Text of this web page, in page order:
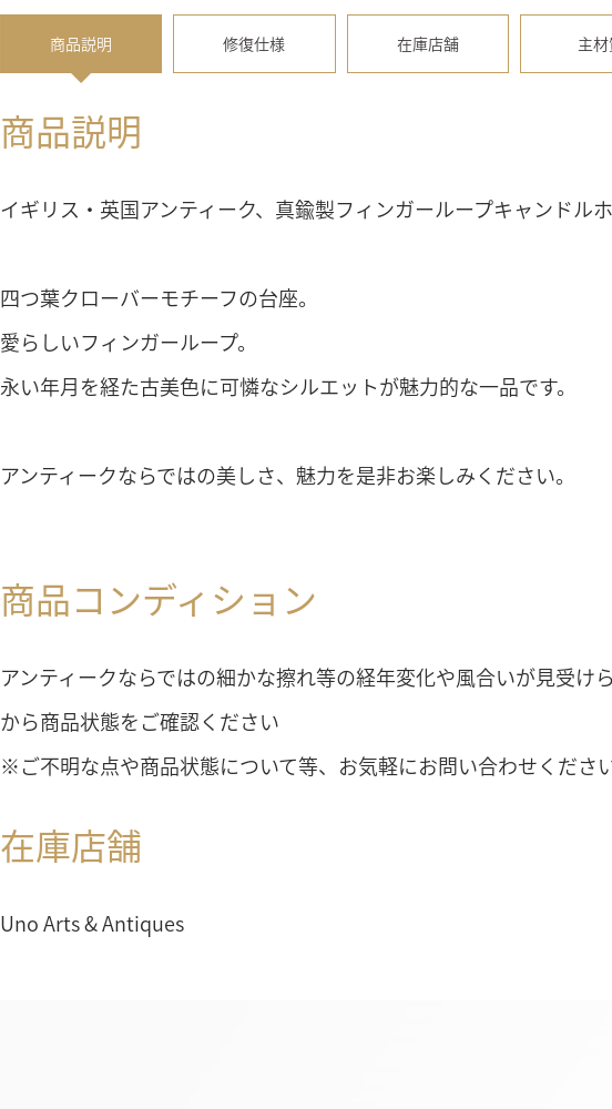
商品説明 修復仕様 在庫店舗 主
商品説明
イギリス・英国アンティーク、真鍮製フィンガーループキャンドル
四つ葉クローバーモチーフの台座。
愛らしいフィンガーループ。
永い年月を経た古美色に可憐なシルエットが魅力的な一品です。
アンティークならではの美しさ、魅力を是非お楽しみください。
商品コンディション
アンティークならではの細かな擦れ等の経年変化や風合いが見受け
から商品状態をご確認ください
※ご不明な点や商品状態について等、お気軽にお問い合わせくださ
在庫店舗
Uno Arts & Antiques